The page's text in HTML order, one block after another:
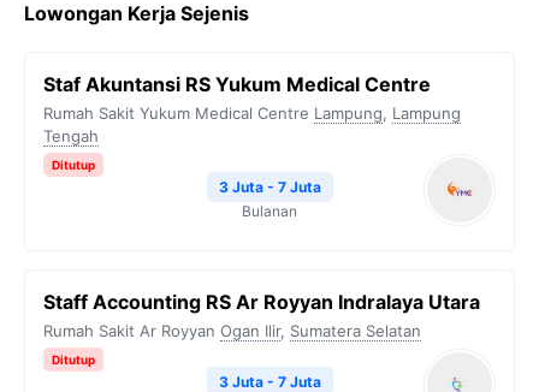
e
o
o
k
t
e
e
r
t
A
y
i
Lowongan Kerja Sejenis
Staf Akuntansi RS Yukum Medical Centre
Rumah Sakit Yukum Medical Centre Lampung, Lampung
Tengah
Ditutup
3 Juta - 7 Juta
Bulanan
Staff Accounting RS Ar Royyan Indralaya Utara
Rumah Sakit Ar Royyan Ogan Ilir, Sumatera Selatan
Ditutup
3 Juta - 7 Juta